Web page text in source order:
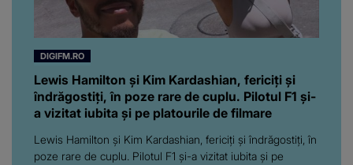
DIGIFM.RO
Lewis Hamilton și Kim Kardashian, fericiți și
îndrăgostiți, în poze rare de cuplu. Pilotul F1 și-
a vizitat iubita și pe platourile de filmare
Lewis Hamilton și Kim Kardashian, fericiți și îndrăgostiți, în
poze rare de cuplu. Pilotul F1 și-a vizitat iubita și pe